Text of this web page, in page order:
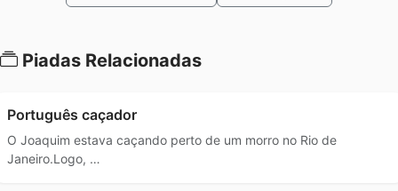
Piadas Relacionadas
Português caçador
O Joaquim estava caçando perto de um morro no Rio de
Janeiro.Logo, …